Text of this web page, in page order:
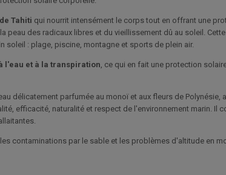
Tahiti qui nourrit intensément le corps tout en offrant une
peau des radicaux libres et du vieillissement dû au soleil.
: plage, piscine, montagne et sports de plein air.
l'eau et à la transpiration , ce qui en fait une protection
délicatement parfumée au monoï et aux fleurs de Polynésie,
efficacité, naturalité et respect de l'environnement marin. Il
contaminations par le sable et les problèmes d'altitude en